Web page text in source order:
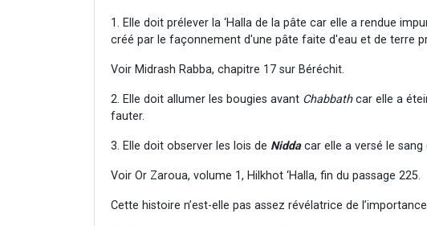
1. Elle doit prélever la ‘Halla de la pâte car elle a rendue
créé par le façonnement d'une pâte faite d'eau et de terre
Voir Midrash Rabba, chapitre 17 sur Béréchit.
2. Elle doit allumer les bougies avant Chabbathcar elle a
fauter.
3. Elle doit observer les lois de Niddacar elle a versé le
Voir Or Zaroua, volume 1, Hilkhot ‘Halla, fin du passage 225.
Cette histoire n’est-elle pas assez révélatrice de